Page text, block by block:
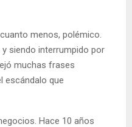
menos, polémico.
siendo interrumpido por
muchas frases
escándalo que
Hace 10 años